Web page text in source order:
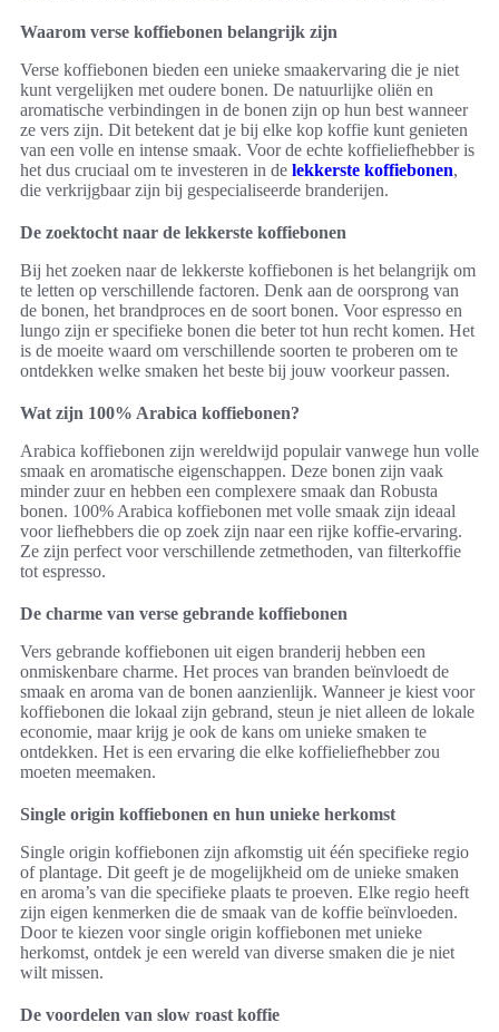
Waarom verse koffiebonen belangrijk zijn
Verse koffiebonen bieden een unieke smaakervaring die je niet
kunt vergelijken met oudere bonen. De natuurlijke oliën en
aromatische verbindingen in de bonen zijn op hun best wanneer
ze vers zijn. Dit betekent dat je bij elke kop koffie kunt genieten
van een volle en intense smaak. Voor de echte koffieliefhebber is
het dus cruciaal om te investeren in de lekkerste koffiebonen,
die verkrijgbaar zijn bij gespecialiseerde branderijen.
De zoektocht naar de lekkerste koffiebonen
Bij het zoeken naar de lekkerste koffiebonen is het belangrijk om
te letten op verschillende factoren. Denk aan de oorsprong van
de bonen, het brandproces en de soort bonen. Voor espresso en
lungo zijn er specifieke bonen die beter tot hun recht komen. Het
is de moeite waard om verschillende soorten te proberen om te
ontdekken welke smaken het beste bij jouw voorkeur passen.
Wat zijn 100% Arabica koffiebonen?
Arabica koffiebonen zijn wereldwijd populair vanwege hun volle
smaak en aromatische eigenschappen. Deze bonen zijn vaak
minder zuur en hebben een complexere smaak dan Robusta
bonen. 100% Arabica koffiebonen met volle smaak zijn ideaal
voor liefhebbers die op zoek zijn naar een rijke koffie-ervaring.
Ze zijn perfect voor verschillende zetmethoden, van filterkoffie
tot espresso.
De charme van verse gebrande koffiebonen
Vers gebrande koffiebonen uit eigen branderij hebben een
onmiskenbare charme. Het proces van branden beïnvloedt de
smaak en aroma van de bonen aanzienlijk. Wanneer je kiest voor
koffiebonen die lokaal zijn gebrand, steun je niet alleen de lokale
economie, maar krijg je ook de kans om unieke smaken te
ontdekken. Het is een ervaring die elke koffieliefhebber zou
moeten meemaken.
Single origin koffiebonen en hun unieke herkomst
Single origin koffiebonen zijn afkomstig uit één specifieke regio
of plantage. Dit geeft je de mogelijkheid om de unieke smaken
en aroma’s van die specifieke plaats te proeven. Elke regio heeft
zijn eigen kenmerken die de smaak van de koffie beïnvloeden.
Door te kiezen voor single origin koffiebonen met unieke
herkomst, ontdek je een wereld van diverse smaken die je niet
wilt missen.
De voordelen van slow roast koffie